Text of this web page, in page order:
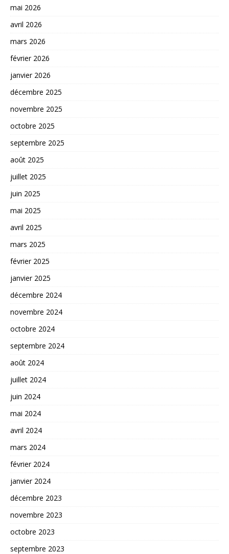
mai 2026
avril 2026
mars 2026
février 2026
janvier 2026
décembre 2025
novembre 2025
octobre 2025
septembre 2025
août 2025
juillet 2025
juin 2025
mai 2025
avril 2025
mars 2025
février 2025
janvier 2025
décembre 2024
novembre 2024
octobre 2024
septembre 2024
août 2024
juillet 2024
juin 2024
mai 2024
avril 2024
mars 2024
février 2024
janvier 2024
décembre 2023
novembre 2023
octobre 2023
septembre 2023